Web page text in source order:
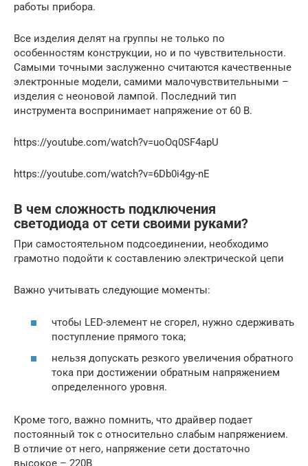
работы прибора.
Все изделия делят на группы не только по
особенностям конструкции, но и по чувствительности.
Самыми точными заслуженно считаются качественные
электронные модели, самими малочувствительными –
изделия с неоновой лампой. Последний тип
инструмента воспринимает напряжение от 60 В.
https://youtube.com/watch?v=uoOq0SF4apU
https://youtube.com/watch?v=6Db0i4gy-nE
В чем сложность подключения
светодиода от сети своими руками?
При самостоятельном подсоединении, необходимо
грамотно подойти к составлению электрической цепи
Важно учитывать следующие моменты:
чтобы LED-элемент не сгорел, нужно сдерживать
поступление прямого тока;
нельзя допускать резкого увеличения обратного
тока при достижении обратным напряжением
определенного уровня.
Кроме того, важно помнить, что драйвер подает
постоянный ток с относительно слабым напряжением.
В отличие от него, напряжение сети достаточно
высокое – 220В